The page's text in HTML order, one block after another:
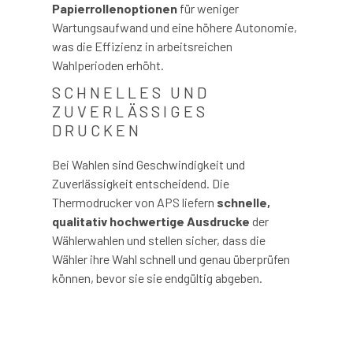
Papierrollenoptionen für weniger
Wartungsaufwand und eine höhere Autonomie,
was die Effizienz in arbeitsreichen
Wahlperioden erhöht.
SCHNELLES UND
ZUVERLÄSSIGES
DRUCKEN
Bei Wahlen sind Geschwindigkeit und
Zuverlässigkeit entscheidend. Die
Thermodrucker von APS liefern schnelle,
qualitativ hochwertige Ausdrucke der
Wählerwahlen und stellen sicher, dass die
Wähler ihre Wahl schnell und genau überprüfen
können, bevor sie sie endgültig abgeben.